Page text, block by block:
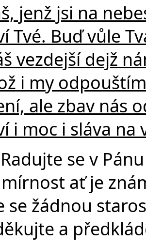
jenž jsi na
Tvé. Buď vůle
vezdejší dejž
i my
ale zbav nás
i moc i sláva na
Radujte se v
mírnost ať je
se žádnou
a